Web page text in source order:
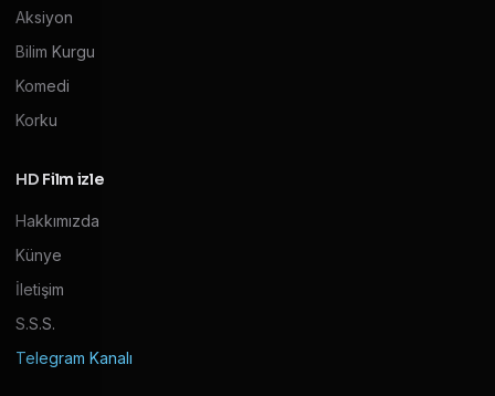
Aksiyon
Bilim Kurgu
Komedi
Korku
HD Film izle
Hakkımızda
Künye
İletişim
S.S.S.
Telegram Kanalı